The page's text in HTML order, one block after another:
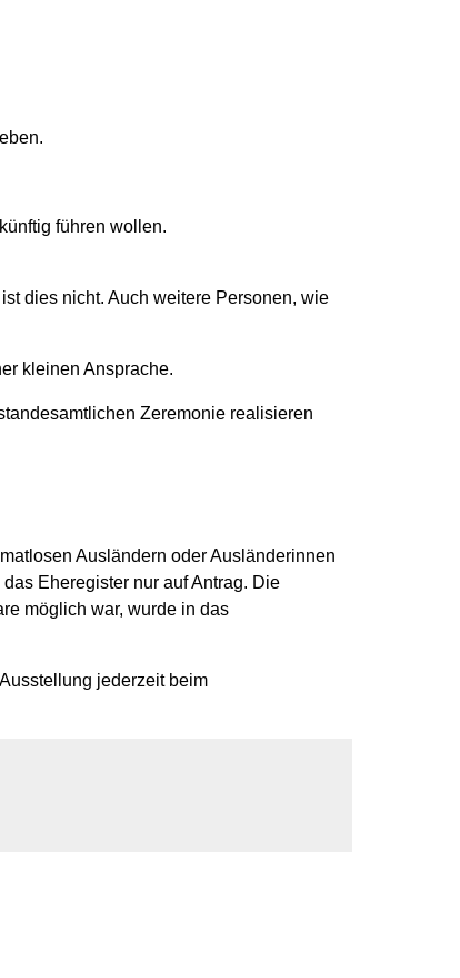
führen wollen.
dies nicht. Auch weitere Personen, wie
kleinen Ansprache.
Zeremonie realisieren
Ausländern oder Ausländerinnen
Eheregister nur auf Antrag. Die
möglich war, wurde in das
jederzeit beim